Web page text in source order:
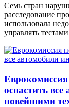
Семь стран
расследование
использовала
управлять
Еврокомиссия
оснастить
новейшими